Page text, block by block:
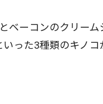
ベーコンのクリーム
いった3種類のキノ